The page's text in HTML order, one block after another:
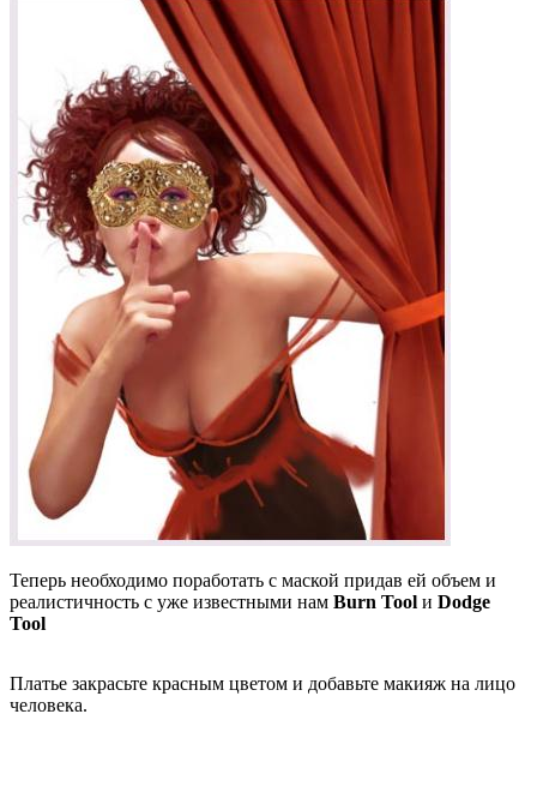
Теперь необходимо поработать с маской придав ей объем и
реалистичность с уже известными нам Burn Tool и Dodge
Tool
Платье закрасьте красным цветом и добавьте макияж на лицо
человека.